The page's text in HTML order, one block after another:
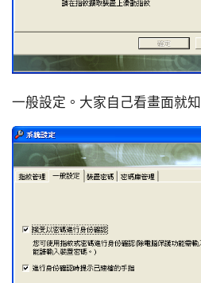
一般設定。大家自己看畫面就知